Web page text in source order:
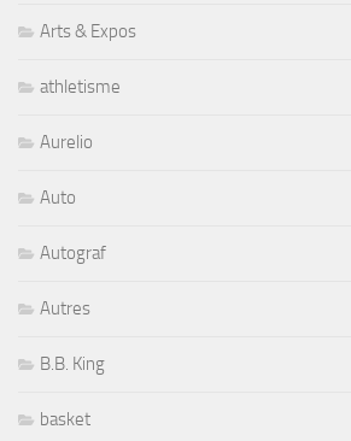
Arts & Expos
athletisme
Aurelio
Auto
Autograf
Autres
B.B. King
basket